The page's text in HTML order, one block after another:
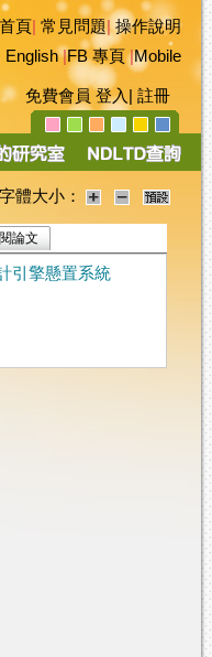
頁 常見問題|操作說明
English|FB 專頁|Mobile
免費會員 登入 註冊
字體大小：
論文
引擎懸置系統